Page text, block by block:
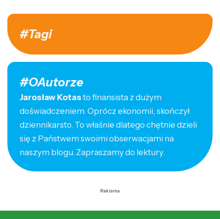
#Tagi
#OAutorze
Jarosław Kotas to finansista z dużym
doświadczeniem. Oprócz ekonomii, skończył
dziennikarsto. To właśnie dlatego chętnie dzieli
się z Państwem swoimi obserwacjami na
naszym blogu. Zapraszamy do lektury.
Reklama